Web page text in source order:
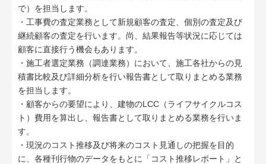
で）を担当します。
・工事費の査定業務として新規顧客の査定、個別の査定及び
継続顧客の査定を行います。尚、結果報告等状況に応じては
顧客に直接行う機会もあります。
・施工者選定業務（調達業務）において、施工各社からの見
積書比較及び詳細分析を行い報告書として取りまとめる業務
を担当します。
・顧客からの要望により、建物のLCC（ライフサイクルコス
ト）費用を算出し、報告書として取りまとめる業務を行いま
す。
・現況のコスト推移及び将来のコスト見通しの把握を目的
に、各種刊行物のデータをもとに「コスト推移レポート」と